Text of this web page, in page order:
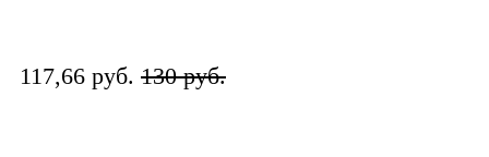
117,66 руб. 130 руб.